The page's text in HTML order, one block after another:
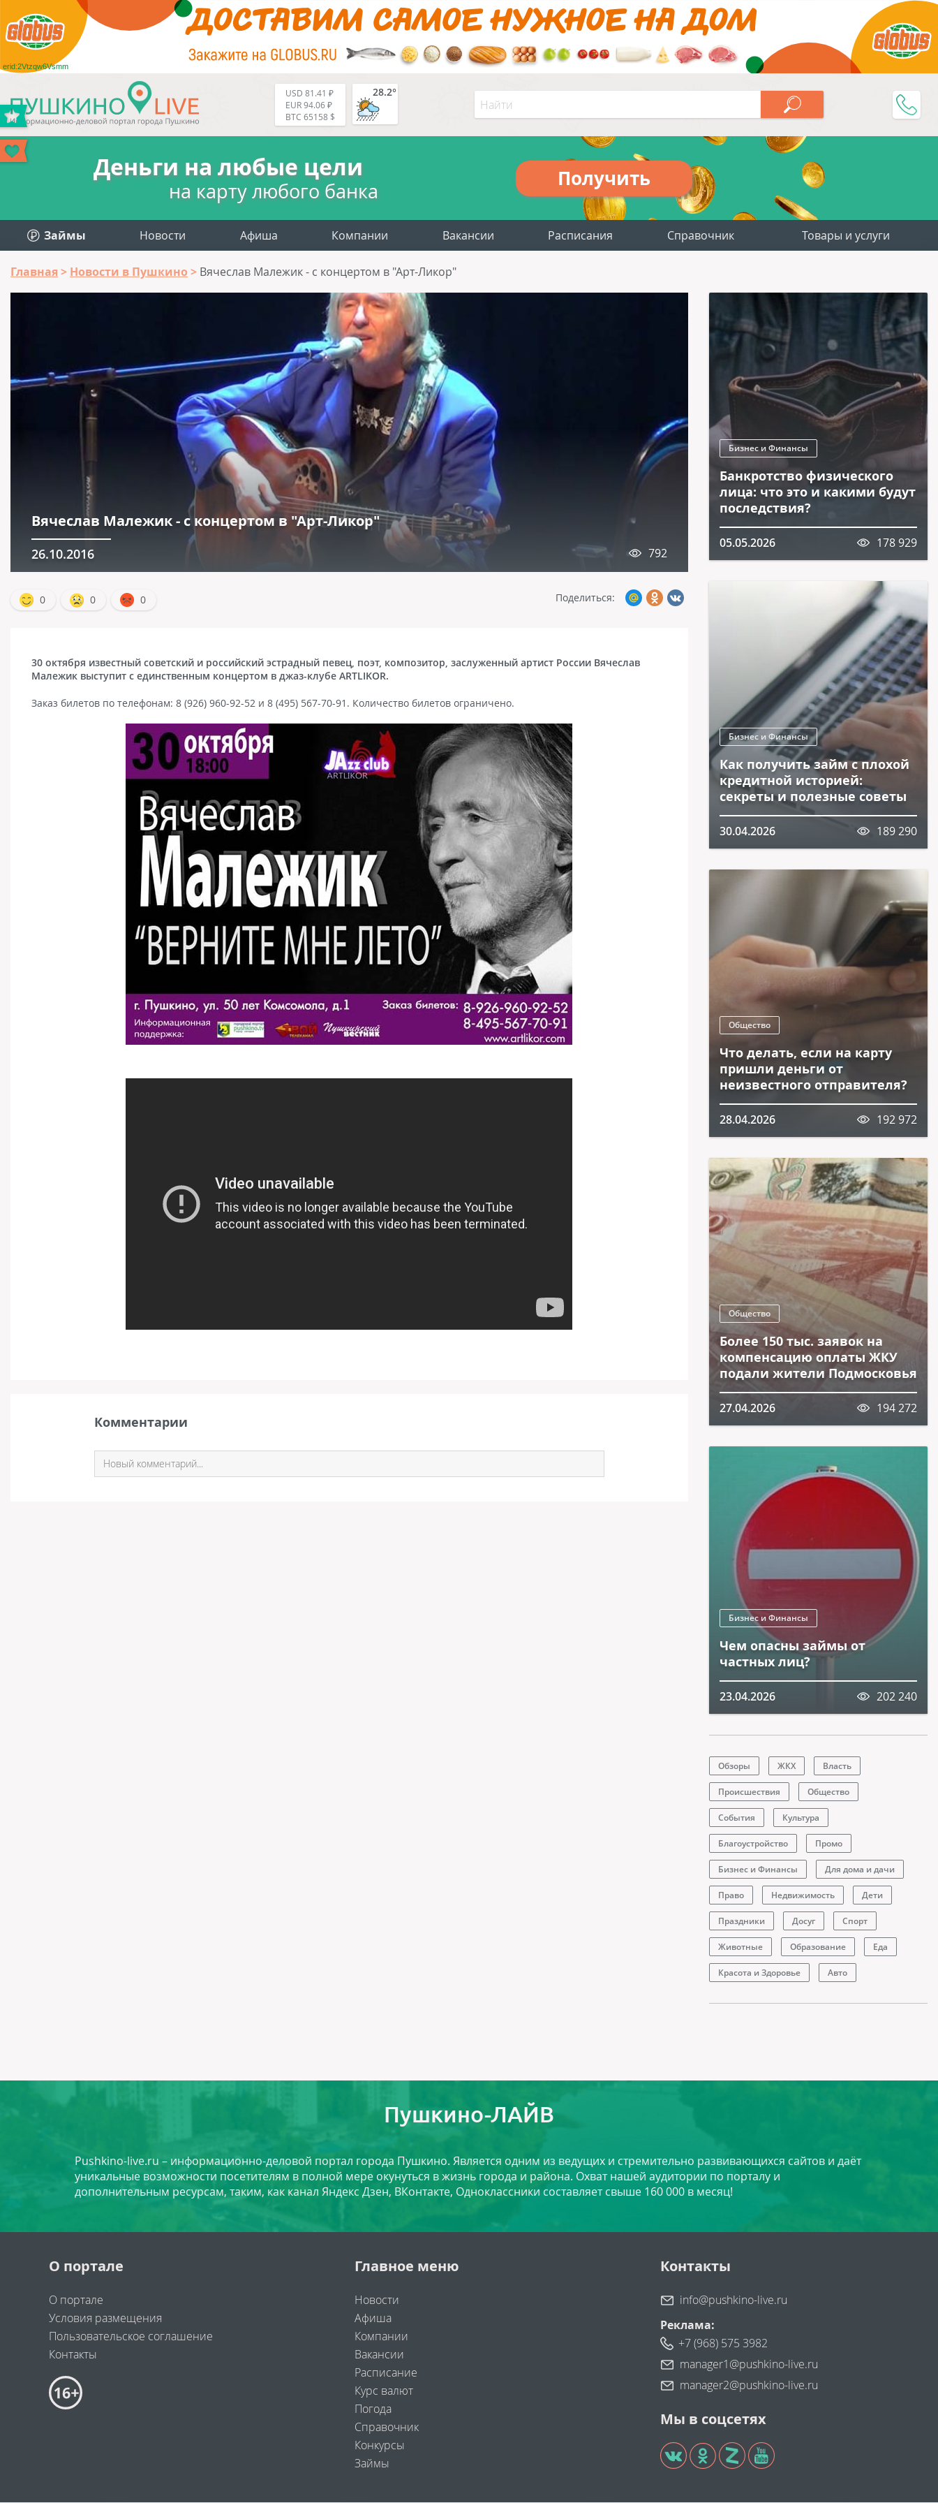
erid:2Vtzqw6Vsmm
USD 81.41 ₽
EUR 94.06 ₽
BTC 65158 $
28.2°
Деньги на любые цели
на карту любого банка
Получить
Займы Новости Афиша Компании Вакансии Расписания Справочник Товары и услуги
Главная Новости в Пушкино Вячеслав Малежик - с концертом в "Арт-Ликор"
Вячеслав Малежик - с концертом в "Арт-Ликор"
26.10.2016 792
0 0 0 Поделиться:
30 октября известный советский и российский эстрадный певец, поэт, композитор, заслуженный артист России Вячеслав
Малежик выступит с единственным концертом в джаз-клубе ARTLIKOR.
Заказ билетов по телефонам: 8 (926) 960-92-52 и 8 (495) 567-70-91. Количество билетов ограничено.
Комментарии
Бизнес и Финансы
Банкротство физического
лица: что это и какими будут
последствия?
05.05.2026 178 929
Бизнес и Финансы
Как получить займ с плохой
кредитной историей:
секреты и полезные советы
30.04.2026 189 290
Общество
Что делать, если на карту
пришли деньги от
неизвестного отправителя?
28.04.2026 192 972
Общество
Более 150 тыс. заявок на
компенсацию оплаты ЖКУ
подали жители Подмосковья
27.04.2026 194 272
Бизнес и Финансы
Чем опасны займы от
частных лиц?
23.04.2026 202 240
Обзоры ЖКХ Власть
Происшествия Общество
События Культура
Благоустройство Промо
Бизнес и Финансы Для дома и дачи
Право Недвижимость Дети
Праздники Досуг Спорт
Животные Образование Еда
Красота и Здоровье Авто
Пушкино-ЛАЙВ
Pushkino-live.ru – информационно-деловой портал города Пушкино. Является одним из ведущих и стремительно развивающихся сайтов и даёт
уникальные возможности посетителям в полной мере окунуться в жизнь города и района. Охват нашей аудитории по порталу и
дополнительным ресурсам, таким, как канал Яндекс Дзен, ВКонтакте, Одноклассники составляет свыше 160 000 в месяц!
О портале
О портале
Условия размещения
Пользовательское соглашение
Контакты
Главное меню
Новости
Афиша
Компании
Вакансии
Расписание
Курс валют
Погода
Справочник
Конкурсы
Займы
Контакты
info@pushkino-live.ru
Реклама:
+7 (968) 575 3982
manager1@pushkino-live.ru
manager2@pushkino-live.ru
Мы в соцсетях